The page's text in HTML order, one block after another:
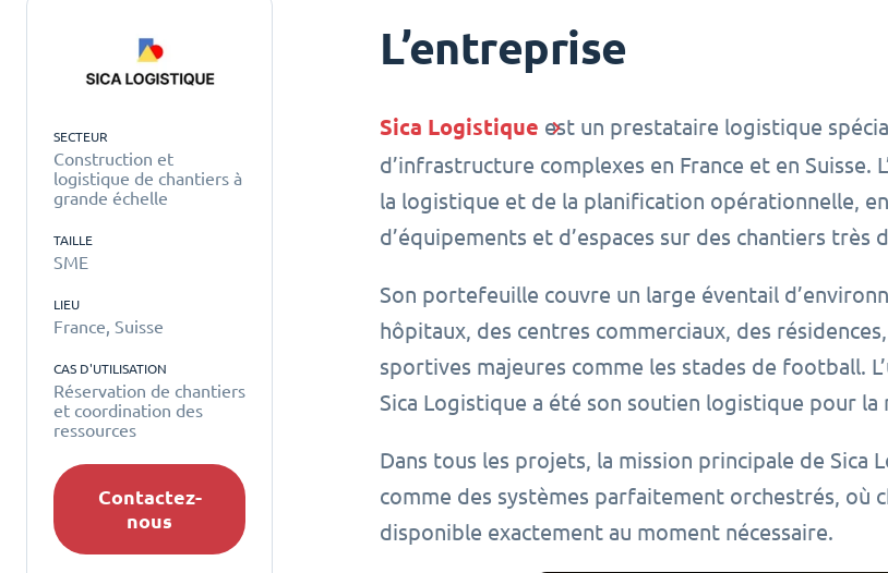
SECTEUR
Construction et
logistique de chantiers à
grande échelle
TAILLE
SME
LIEU
France, Suisse
CAS D'UTILISATION
Réservation de chantiers
et coordination des
ressources
Contactez-
nous
L’entreprise
Sica Logistique est un prestataire logistique
d’infrastructure complexes en France et en
la logistique et de la planification opérationnelle,
d’équipements et d’espaces sur des chantiers très
Son portefeuille couvre un large éventail
hôpitaux, des centres commerciaux, des
sportives majeures comme les stades de football.
Sica Logistique a été son soutien logistique pour
Dans tous les projets, la mission principale de Sica
comme des systèmes parfaitement orchestrés, où
disponible exactement au moment nécessaire.